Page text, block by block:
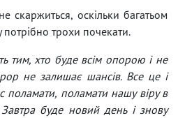
скаржиться, оскільки багатьом
трохи почекати.
тим, хто буде всім опорою і не
не залишає шансів. Все це і
поламати, поламати нашу віру в
Завтра буде новий день і знову